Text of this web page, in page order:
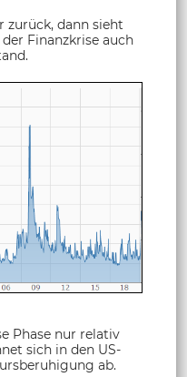
dann sieht
Finanzkrise auch
Phase nur relativ
sich in den US-
ab.